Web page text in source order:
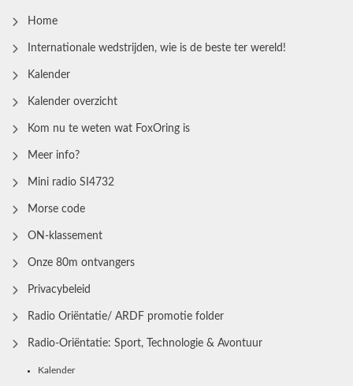
Home
Internationale wedstrijden, wie is de beste ter wereld!
Kalender
Kalender overzicht
Kom nu te weten wat FoxOring is
Meer info?
Mini radio SI4732
Morse code
ON-klassement
Onze 80m ontvangers
Privacybeleid
Radio Oriëntatie/ ARDF promotie folder
Radio‑Oriëntatie: Sport, Technologie & Avontuur
Kalender